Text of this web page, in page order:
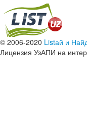
© 2006-2020 Listай и
Лицензия УзАПИ на